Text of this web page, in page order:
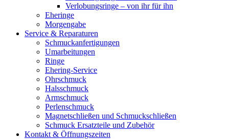
Verlobungsringe – von ihr für ihn
Eheringe
Morgengabe
Service & Reparaturen
Schmuckanfertigungen
Umarbeitungen
Ringe
Ehering-Service
Ohrschmuck
Halsschmuck
Armschmuck
Perlenschmuck
Magnetschließen und Schmuckschließen
Schmuck Ersatzteile und Zubehör
Kontakt & Öffnungszeiten